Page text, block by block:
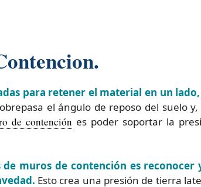
para retener el material en un
el ángulo de reposo del suelo
de contención es poder soportar la
muros de contención es
Esto crea una presión de tierra